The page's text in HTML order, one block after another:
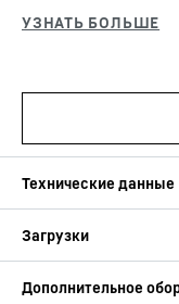
Масса в снаряженном